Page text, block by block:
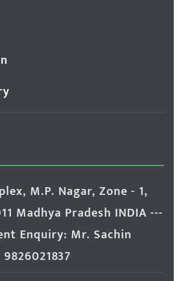
M.P. Nagar, Zone - 1,
Madhya Pradesh INDIA ---
Enquiry: Mr. Sachin